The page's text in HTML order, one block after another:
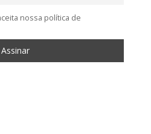
nossa política de